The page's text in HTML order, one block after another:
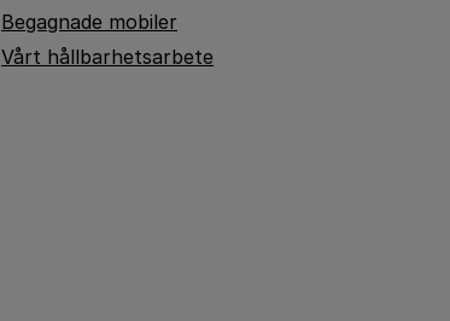
Begagnade mobiler
Vårt hållbarhetsarbete